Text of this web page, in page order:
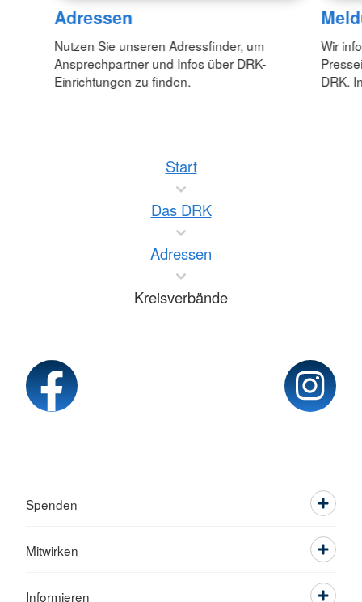
Adressen
Nutzen Sie unseren Adressfinder, um
Ansprechpartner und Infos über DRK-
Einrichtungen zu finden.
Wir
DRK.
Start
Das DRK
Adressen
Kreisverbände
Spenden
Mitwirken
Informieren